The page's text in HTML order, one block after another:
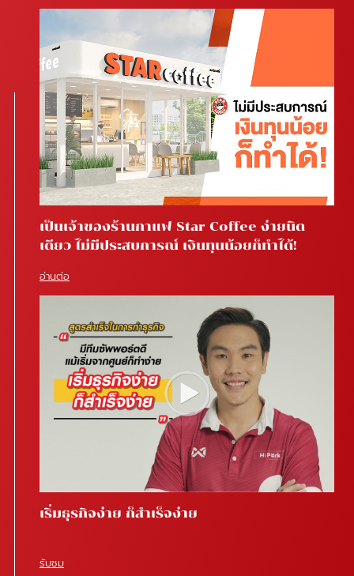
เป็นเจ้าของร้านกาแฟ Star Coffee ง่ายนิด
เดียว ไม่มีประสบการณ์ เงินทุนน้อยก็ทำได้!
อ่านต่อ
เริ่มธุรกิจง่าย ก็สำเร็จง่าย
รับชม